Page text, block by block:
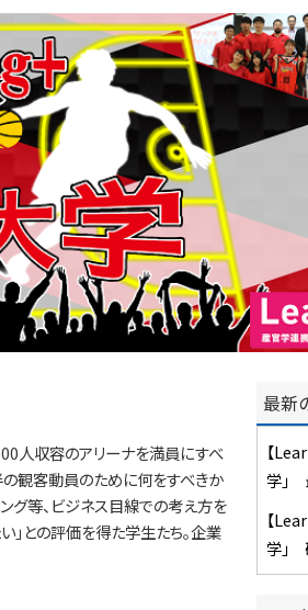
人収容のアリーナを満員にすべ
の観客動員のために何をすべきか
グ等、ビジネス目線での考え方を
」との評価を得た学生たち。企業
最新
【
学」
【
学」